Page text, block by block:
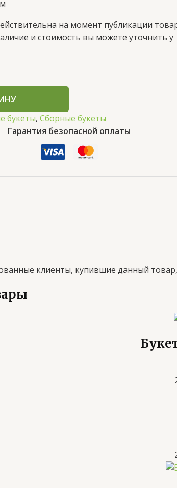
на момент публикации
и стоимость вы можете уточнить у
букеты, Сборные букеты
Гарантия безопасной оплаты
клиенты, купившие данный